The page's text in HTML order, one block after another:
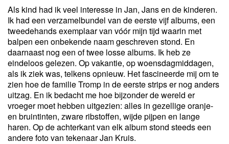
Als kind had ik veel interesse in Jan, Jans en de kinderen.
Ik had een verzamelbundel van de eerste vijf albums, een
tweedehands exemplaar van vóór mijn tijd waarin met
balpen een onbekende naam geschreven stond. En
daarnaast nog een of twee losse albums. Ik heb ze
eindeloos gelezen. Op vakantie, op woensdagmiddagen,
als ik ziek was, telkens opnieuw. Het fascineerde mij om te
zien hoe de familie Tromp in de eerste strips er nog anders
uitzag. En ik bedacht me hoe bijzonder de wereld er
vroeger moet hebben uitgezien: alles in gezellige oranje-
en bruintinten, zware ribstoffen, wijde pijpen en lange
haren. Op de achterkant van elk album stond steeds een
andere foto van tekenaar Jan Kruis.